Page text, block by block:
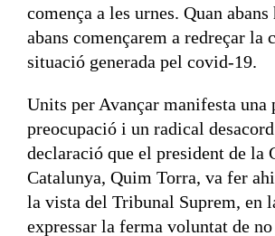
comença a les urnes. Quan abans
abans començarem a redreçar la
situació generada pel covid-19.
Units per Avançar manifesta una
preocupació i un radical
declaració que el president de la
Catalunya, Quim Torra, va fer
la vista del Tribunal Suprem, en
expressar la ferma voluntat de